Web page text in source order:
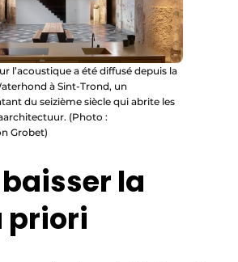
l’acoustique a été diffusé depuis la
à Sint-Trond, un
du seizième siècle qui abrite les
(Photo :
Grobet)
la
priori